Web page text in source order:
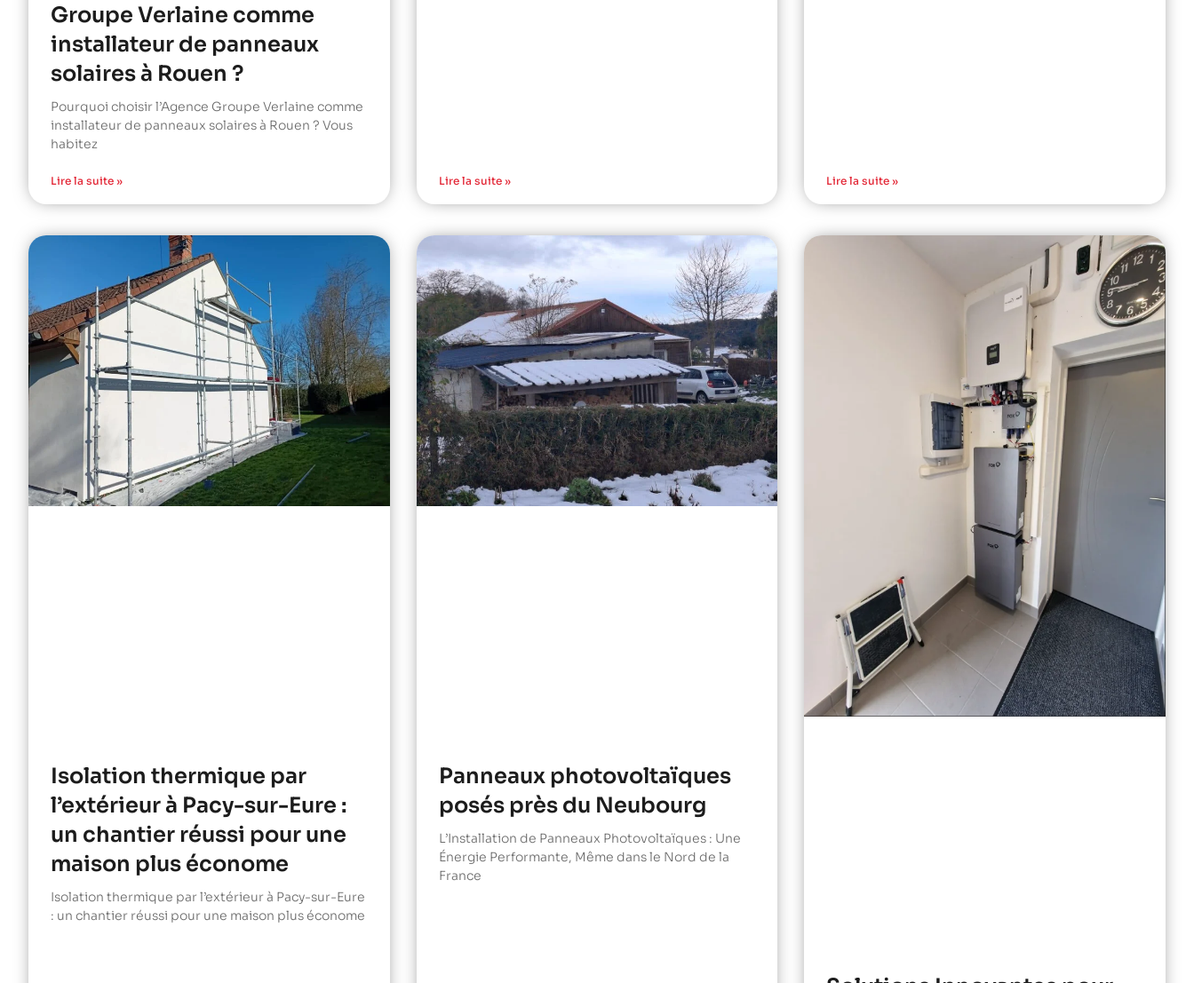
Groupe Verlaine comme
installateur de panneaux
solaires à Rouen ?
Pourquoi choisir l’Agence Groupe Verlaine comme
installateur de panneaux solaires à Rouen ? Vous
habitez
Lire la suite » Lire la suite » Lire la suite »
Isolation thermique par
l’extérieur à Pacy-sur-Eure :
un chantier réussi pour une
maison plus économe
Isolation thermique par l’extérieur à Pacy-sur-Eure
: un chantier réussi pour une maison plus économe
Panneaux photovoltaïques
posés près du Neubourg
L’Installation de Panneaux Photovoltaïques : Une
Énergie Performante, Même dans le Nord de la
France